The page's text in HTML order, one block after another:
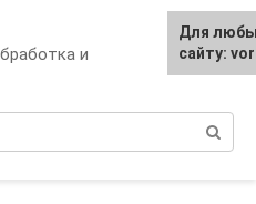
и
Для
сайту: